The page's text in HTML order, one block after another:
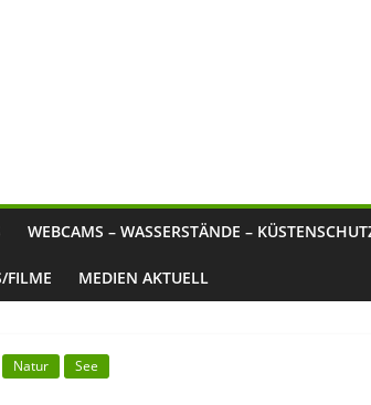
WEBCAMS – WASSERSTÄNDE –
FILME MEDIEN AKTUELL
Natur
See